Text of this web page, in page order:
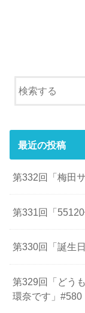
最近の投稿
第332回「梅田
第331回「
第330回「誕生
第329回「どう
環奈です」#580